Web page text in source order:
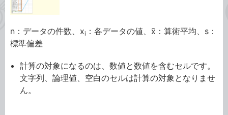
n：データの件数、xi ：各データの値、x̄：算術平均、s：
標準偏差
計算の対象になるのは、数値と数値を含むセルです。
文字列、論理値、空白のセルは計算の対象となりませ
ん。